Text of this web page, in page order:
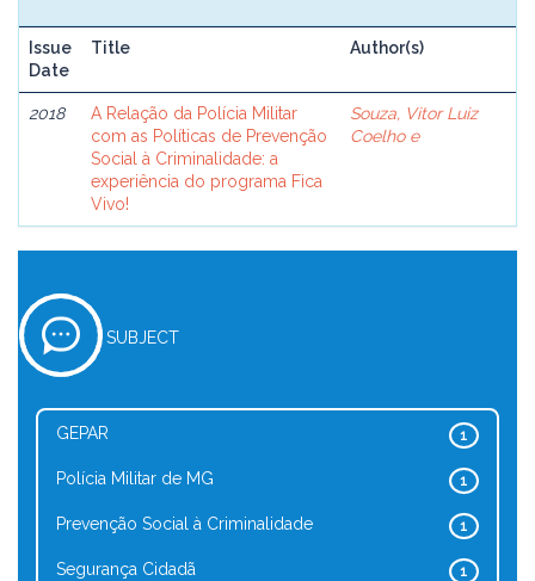
Issue
Date
Title Author(s)
2018
A Relação da Polícia Militar
com as Políticas de Prevenção
Social à Criminalidade: a
experiência do programa Fica
Vivo!
Souza, Vitor Luiz
Coelho e
SUBJECT
1
GEPAR
1
Polícia Militar de MG
1
Prevenção Social à Criminalidade
1
Segurança Cidadã